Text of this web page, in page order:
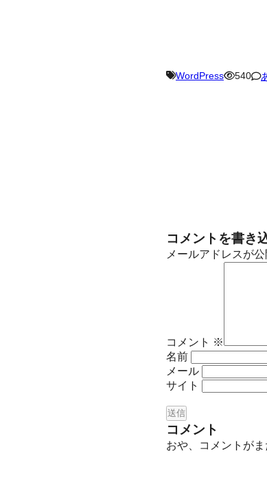
WordPress 540
コメントを書き
メールアドレスが
コメント ※
名前
メール
サイト
コメント
おや、コメントがま